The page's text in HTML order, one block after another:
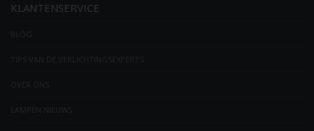
KLANTENSERVICE